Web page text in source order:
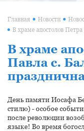
Главная Новости
В храме
Павла с.
День памяти Иосафа
стилю) - особое
после революции
языке! Во время